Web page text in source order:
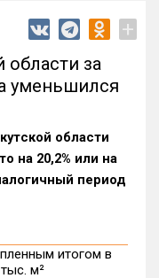
+
за
уменьшился
области
на 20,2% или на
период